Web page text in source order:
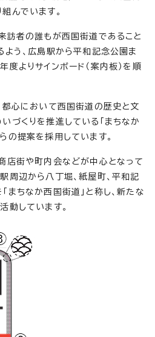
んでいます。
訪者の誰もが西国街道であること
よう、広島駅から平和記念公園ま
度よりサインボード（案内板）を順
都心において西国街道の歴史と文
づくりを推進している「まちなか
の提案を採用しています。
街や町内会などが中心となって
周辺から八丁堀、紙屋町、平和記
まちなか西国街道」と称し、新たな
動しています。